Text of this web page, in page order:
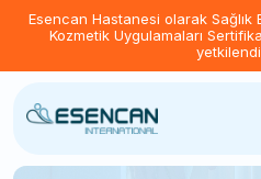
Esencan Hastanesi olarak Sağlık
Kozmetik Uygulamaları